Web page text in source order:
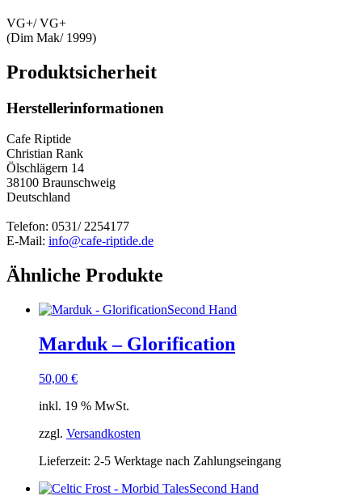
VG+/ VG+
(Dim Mak/ 1999)
Produktsicherheit
Herstellerinformationen
Cafe Riptide
Christian Rank
Ölschlägern 14
38100 Braunschweig
Deutschland
Telefon: 0531/ 2254177
E-Mail: info@cafe-riptide.de
Ähnliche Produkte
Second Hand
Marduk – Glorification
50,00 €
inkl. 19 % MwSt.
zzgl. Versandkosten
Lieferzeit: 2-5 Werktage nach Zahlungseingang
Second Hand